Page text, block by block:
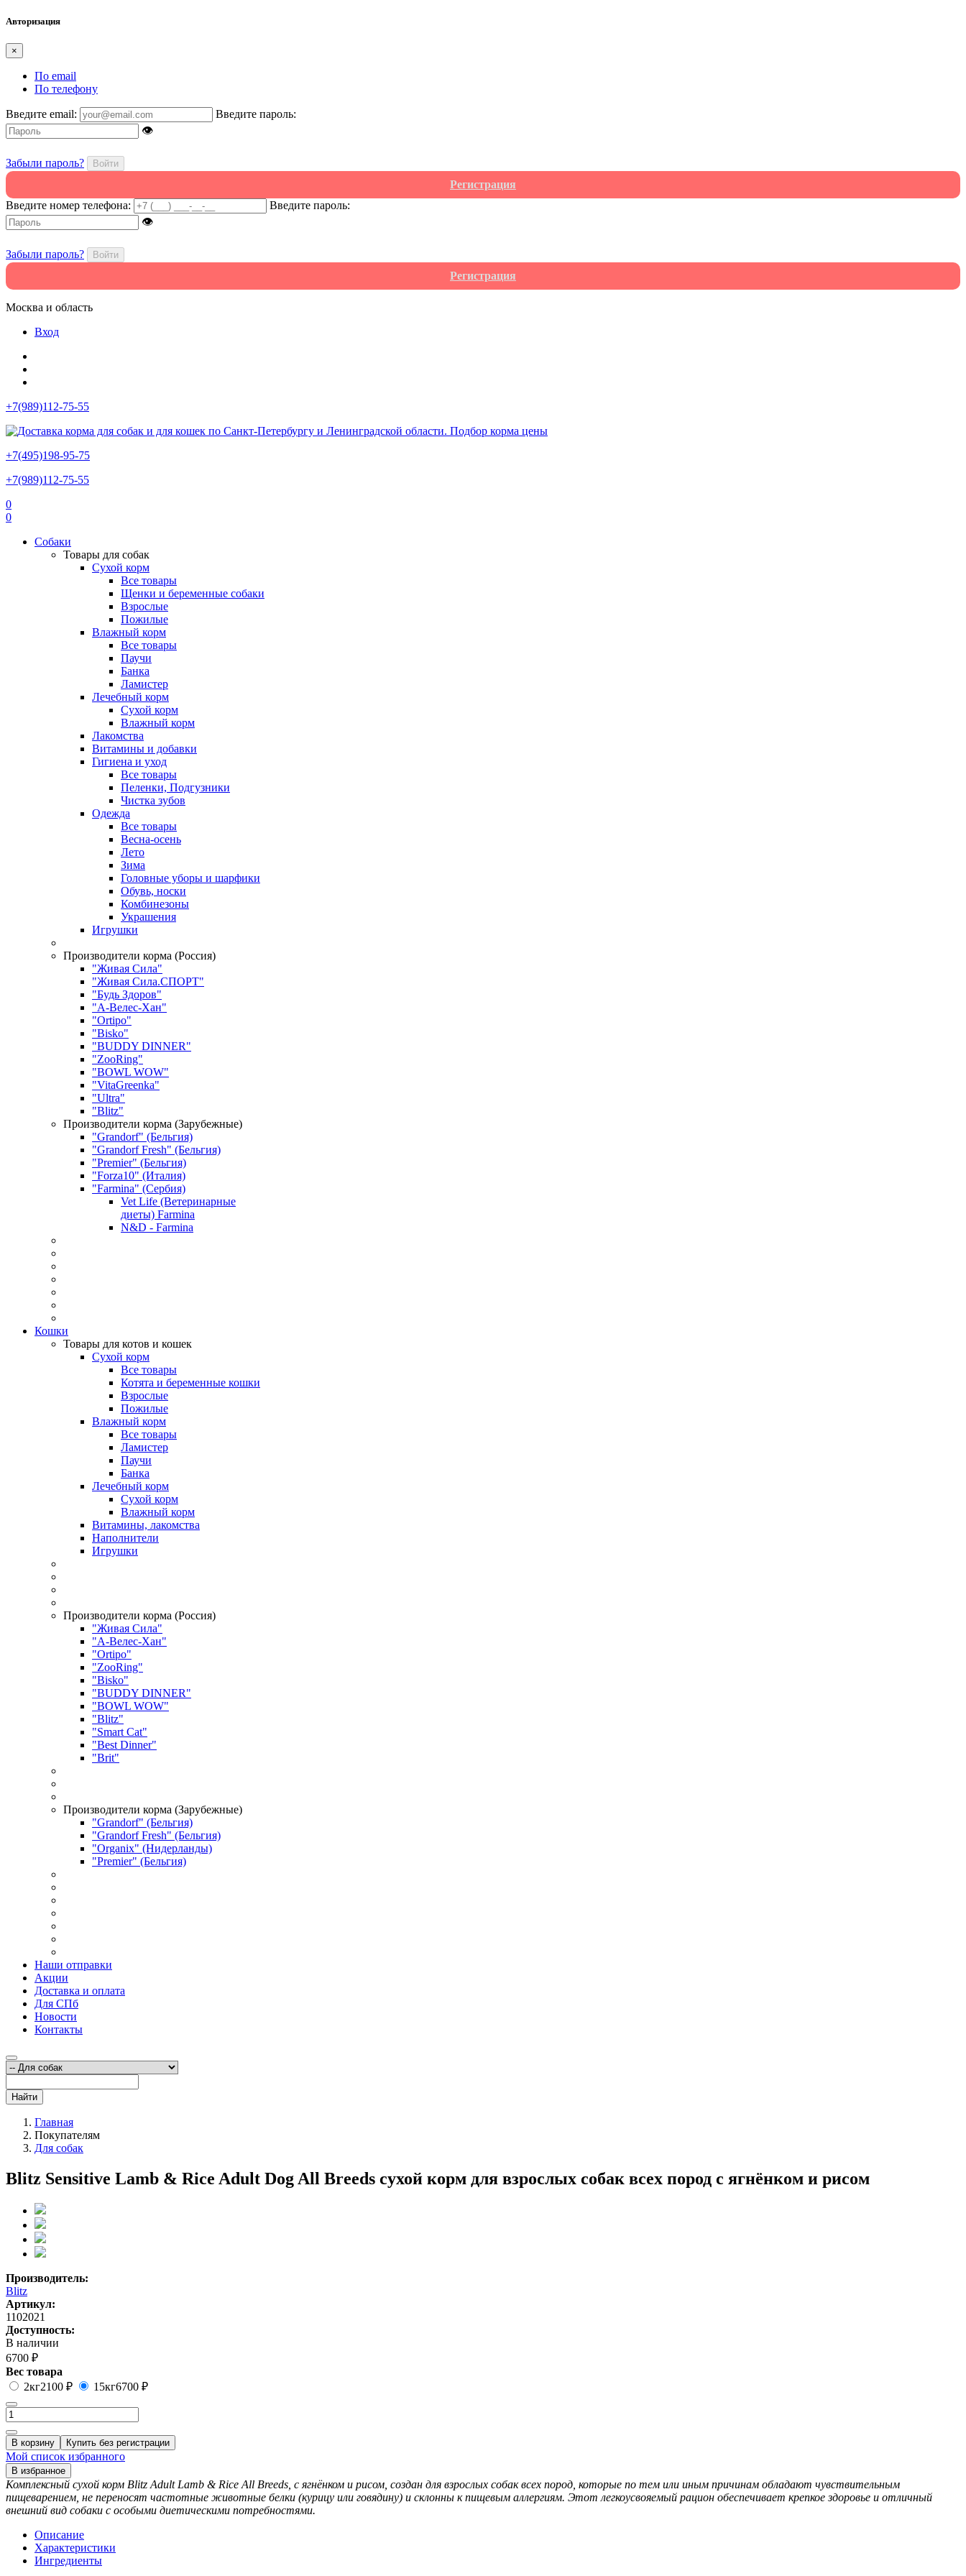
Авторизация
×
По email
По телефону
Введите email:
Введите пароль:
👁
Забыли пароль? Войти
Регистрация
Введите номер телефона:
Введите пароль:
👁
Забыли пароль? Войти
Регистрация
Москва и область
Вход
+7(989)112-75-55
+7(495)198-95-75
+7(989)112-75-55
0
0
Собаки
Товары для собак
Сухой корм
Все товары
Щенки и беременные собаки
Взрослые
Пожилые
Влажный корм
Все товары
Паучи
Банка
Ламистер
Лечебный корм
Сухой корм
Влажный корм
Лакомства
Витамины и добавки
Гигиена и уход
Все товары
Пеленки, Подгузники
Чистка зубов
Одежда
Все товары
Весна-осень
Лето
Зима
Головные уборы и шарфики
Обувь, носки
Комбинезоны
Украшения
Игрушки
Производители корма (Россия)
"Живая Сила"
"Живая Сила.СПОРТ"
"Будь Здоров"
"А-Велес-Хан"
"Ortipo"
"Bisko"
"BUDDY DINNER"
"ZooRing"
"BOWL WOW"
"VitaGreenka"
"Ultra"
"Blitz"
Производители корма (Зарубежные)
"Grandorf" (Бельгия)
"Grandorf Fresh" (Бельгия)
"Premier" (Бельгия)
"Forza10" (Италия)
"Farmina" (Сербия)
Vet Life (Ветеринарные
диеты) Farmina
N&D - Farmina
Кошки
Товары для котов и кошек
Сухой корм
Все товары
Котята и беременные кошки
Взрослые
Пожилые
Влажный корм
Все товары
Ламистер
Паучи
Банка
Лечебный корм
Сухой корм
Влажный корм
Витамины, лакомства
Наполнители
Игрушки
Производители корма (Россия)
"Живая Сила"
"А-Велес-Хан"
"Ortipo"
"ZooRing"
"Bisko"
"BUDDY DINNER"
"BOWL WOW"
"Blitz"
"Smart Cat"
"Best Dinner"
"Brit"
Производители корма (Зарубежные)
"Grandorf" (Бельгия)
"Grandorf Fresh" (Бельгия)
"Organix" (Нидерланды)
"Premier" (Бельгия)
Наши отправки
Акции
Доставка и оплата
Для СПб
Новости
Контакты
Найти
Главная
Покупателям
Для собак
Blitz Sensitive Lamb & Rice Adult Dog All Breeds сухой корм для взрослых собак всех пород с ягнёнком и рисом
Производитель:
Blitz
Артикул:
1102021
Доступность:
В наличии
6700 ₽
Вес товара
2кг2100 ₽ 15кг6700 ₽
В корзину Купить без регистрации
Мой список избранного
В избранное
Комплексный сухой корм Blitz Adult Lamb & Rice All Breeds, с ягнёнком и рисом, создан для взрослых собак всех пород, которые по тем или иным причинам обладают чувствительным
пищеварением, не переносят частотные животные белки (курицу или говядину) и склонны к пищевым аллергиям. Этот легкоусвояемый рацион обеспечивает крепкое здоровье и отличный
внешний вид собаки с особыми диетическими потребностями.
Описание
Характеристики
Ингредиенты